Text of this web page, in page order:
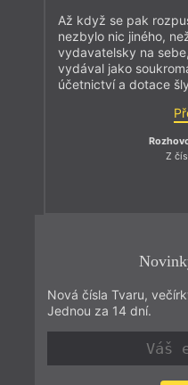
Až když se pak
nezbylo nic jiného,
vydavatelsky na
vydával jako
účetnictví a dotace
Z
Nová čísla Tvaru,
Jednou za 14 dní.